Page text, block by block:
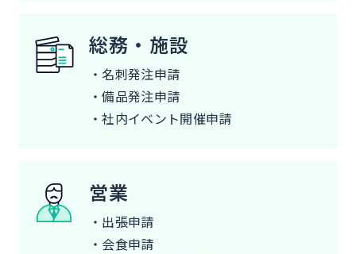
総務・施設
・名刺発注申請
・備品発注申請
・社内イベント開催申請
営業
・出張申請
・会食申請